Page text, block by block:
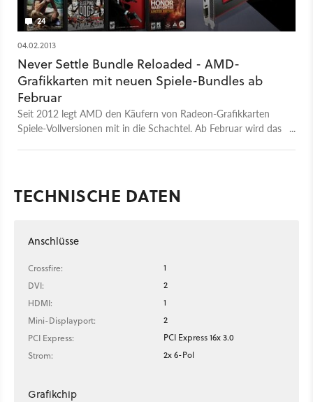
24
04.02.2013
Never Settle Bundle Reloaded - AMD-
Grafikkarten mit neuen Spiele-Bundles ab
Februar
Seit 2012 legt AMD den Käufern von Radeon-Grafikkarten
Spiele-Vollversionen mit in die Schachtel. Ab Februar wird das
TECHNISCHE DATEN
Anschlüsse
Crossfire:
1
DVI:
2
HDMI:
1
Mini-Displayport:
2
PCI Express:
PCI Express 16x 3.0
Strom:
2x 6-Pol
Grafikchip